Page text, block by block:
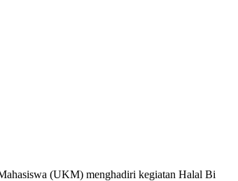
(UKM) menghadiri kegiatan Halal Bi